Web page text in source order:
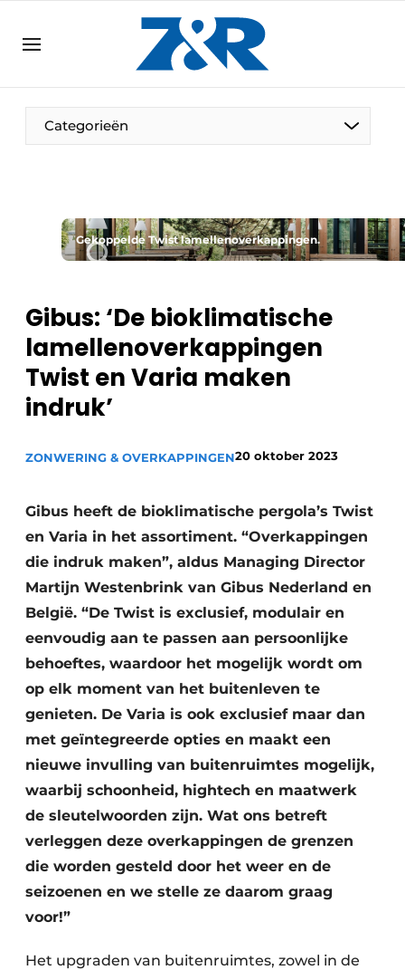
DE EN
NL
Categorieën
Gekoppelde Twist lamellenoverkappingen.
Gibus: ‘De bioklimatische
lamellen­overkappingen
Twist en Varia maken
indruk’
ZONWERING & OVERKAPPINGEN20 oktober 2023
Gibus heeft de bioklimatische pergola’s Twist
en Varia in het assortiment. “Overkappingen
die indruk maken”, aldus Managing Director
Martijn Westenbrink van Gibus Nederland en
België. “De Twist is exclusief, modulair en
eenvoudig aan te passen aan persoonlijke
behoeftes, waardoor het mogelijk wordt om
op elk moment van het buitenleven te
genieten. De Varia is ook exclusief maar dan
met geïntegreerde opties en maakt een
nieuwe invulling van buitenruimtes mogelijk,
waarbij schoonheid, hightech en maatwerk
de sleutelwoorden zijn. Wat ons betreft
verleggen deze overkappingen de grenzen
die worden gesteld door het weer en de
seizoenen en we stelle ze daarom graag
voor!”
Het upgraden van buitenruimtes, zowel in de